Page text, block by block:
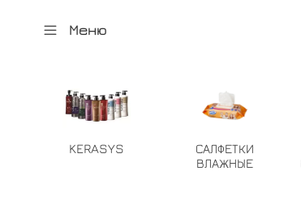
Меню
KERASYS
САЛФЕТКИ
ВЛАЖНЫЕ